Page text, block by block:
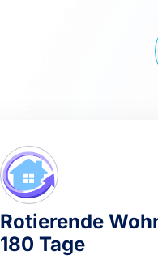
Rotierende
180 Tage